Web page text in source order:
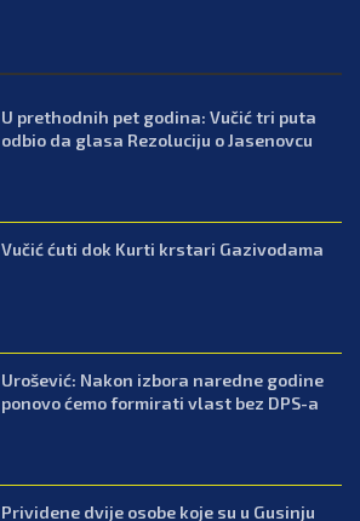
U prethodnih pet godina: Vučić tri puta
odbio da glasa Rezoluciju o Jasenovcu
Vučić ćuti dok Kurti krstari Gazivodama
Urošević: Nakon izbora naredne godine
ponovo ćemo formirati vlast bez DPS-a
Prividene dvije osobe koje su u Gusinju